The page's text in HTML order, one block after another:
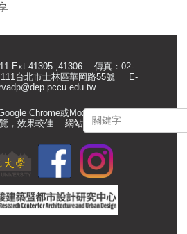
Ext.41305 ,41306 傳真：02-
台北市士林區華岡路55號
E-
Chrome或Mozilla Firefox等
，效果較佳 網站管理